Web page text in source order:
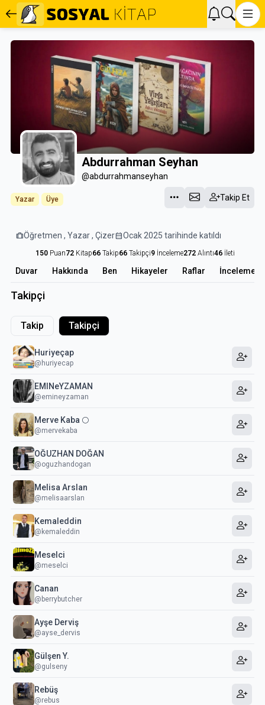
Abdurrahman Seyhan
@abdurrahmanseyhan
Takip Et
Yazar Üye
tripÖğretmen , Yazar , Çizercalendar_monthOcak 2025 tarihinde katıldı
150Puan72Kitap66Takip66Takipçi9İnceleme272Alıntı46İleti
Duvar Hakkında Ben Hikayeler Raflar
Takipçi
Takip Takipçi
Huriyeçap
@huriyecap
EMINeYZAMAN
@emineyzaman
Merve Kaba 🌕
@mervekaba
OĞUZHAN DOĞAN
@oguzhandogan
Melisa Arslan
@melisaarslan
Kemaleddin
@kemaleddin
Meselci
@meselci
Canan
@berrybutcher
Ayşe Derviş
@ayse_dervis
Gülşen Y.
@gulseny
Rebüş
@rebus